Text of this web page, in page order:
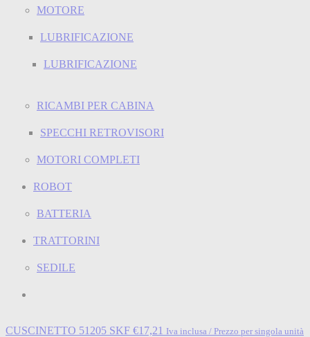
MOTORE
LUBRIFICAZIONE
LUBRIFICAZIONE
RICAMBI PER CABINA
SPECCHI RETROVISORI
MOTORI COMPLETI
ROBOT
BATTERIA
TRATTORINI
SEDILE
CUSCINETTO 51205 SKF €17,21 Iva inclusa / Prezzo per singola unità